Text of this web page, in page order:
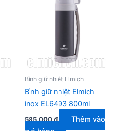
Bình giữ nhiệt Elmich
Bình giữ nhiệt Elmich
inox EL6493 800ml
585.000₫
Thêm vào